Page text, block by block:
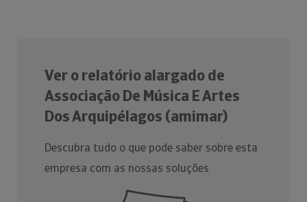
Ver o relatório alargado de
Associação De Música E Artes
Dos Arquipélagos (amimar)
Descubra tudo o que pode saber sobre esta
empresa com as nossas soluções